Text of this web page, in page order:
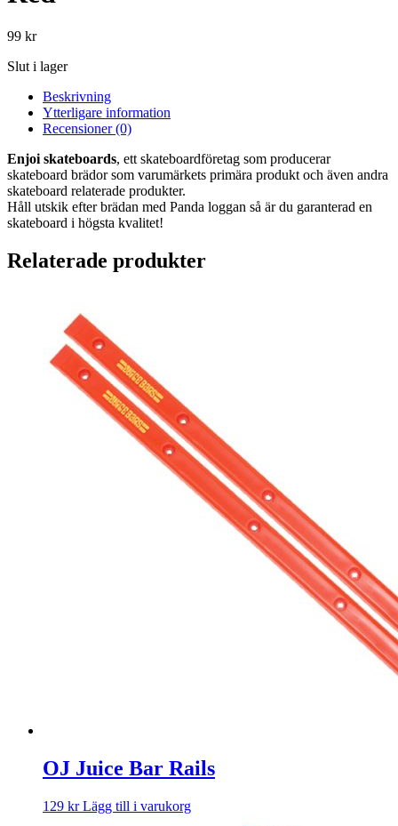
99 kr
Slut i lager
Beskrivning
Ytterligare information
Recensioner (0)
Enjoi skateboards, ett skateboardföretag som producerar
skateboard brädor som varumärkets primära produkt och även andra
skateboard relaterade produkter.
Håll utskik efter brädan med Panda loggan så är du garanterad en
skateboard i högsta kvalitet!
Relaterade produkter
OJ Juice Bar Rails
129 kr Lägg till i varukorg